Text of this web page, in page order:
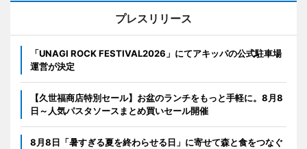
プレスリリース
「UNAGI ROCK FESTIVAL2026」にてアキッパの公式駐車場
運営が決定
【久世福商店特別セール】お盆のランチをもっと手軽に。8月8
日～人気パスタソースまとめ買いセール開催
8月8日「暑すぎる夏を終わらせる日」に寄せて森と食をつなぐ